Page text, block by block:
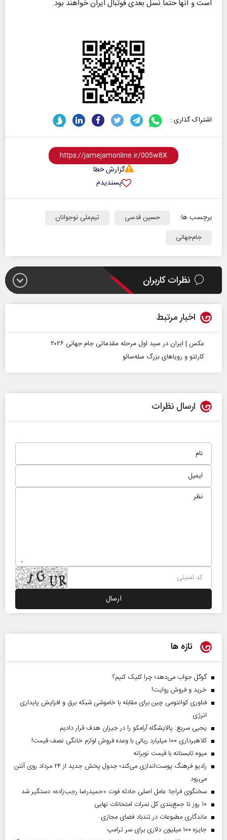
است و آنها حتما نسل بعدی فوتبال ایران خواهند بود.
اشتراک گذاری :
گزارش خطا
پسندیدم
برچسب ها: حسین قدسی
تیم‌ملی نوجوانان
جام‌جهانی
نظرات کاربران
اخبار مرتبط
عکس | ایران در سید اول مرحله مقدماتی جام جهانی ۲۰۲۶
کارلتو و رویاهای بزرگ سله‌سائو
ارسال نظرات
تازه ها
گوگل جواب می‌دهد؛ چرا کلیک کنیم؟
خرید و فروش روایت!
فناوری کوانتومی چین برای مقابله با خاموشی شبکه برق و افزایش پایداری
انرژی
یحیی سریع: پالایشگاه آرامکو را در جیزان هدف قرار دادیم
کلاهبرداری ۱۰۰ میلیارد ریالی با وعده فروش لوازم خانگی نصف قیمت!
میوه تابستانه با قیمت نوبرانه
رادیو فرهنگ پوست‌اندازی می‌کند؛ جدول پخش جدید از ۲۴ مرداد روی آنتن
می‌رود
سخنگوی فراجا: عامل اصلی حادثه فوت «حمیدرضا رجب‌زاده» دستگیر شد
۱۰ روز تا جمع‌بندی کل نمرات امتحانات نهایی
ماندگاری مطبوعات در تندباد فضای مجازی
جایزه ۱۰۰ میلیون دلاری برای سر ترامپ